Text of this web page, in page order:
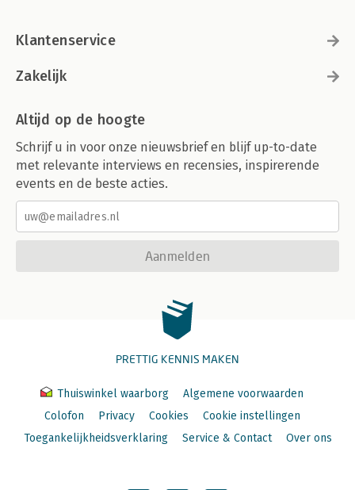
Klantenservice
Zakelijk
Altijd op de hoogte
Schrijf u in voor onze nieuwsbrief en blijf up-to-date
met relevante interviews en recensies, inspirerende
events en de beste acties.
Aanmelden
PRETTIG KENNIS MAKEN
Thuiswinkel waarborg
Algemene voorwaarden
Colofon
Privacy Cookies
Cookie instellingen
Toegankelijkheidsverklaring
Service & Contact Over ons